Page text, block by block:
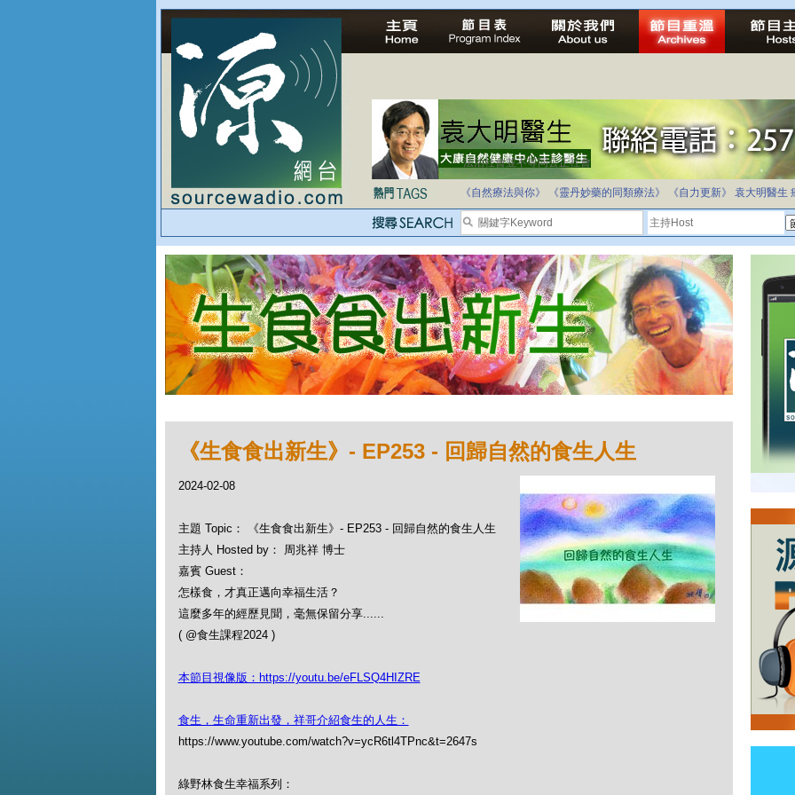
法治社會並不等同公正社會
自家教育合法化-推動多元化教育，全民學卷制
《自然療法與你》 《靈丹妙藥的同類療法》 《自力更新》 袁大明醫生
《生食食出新生》- EP253 - 回歸自然的食生人生
2024-02-08
主題 Topic： 《生食食出新生》- EP253 - 回歸自然的食生人生
主持人 Hosted by： 周兆祥 博士
嘉賓 Guest：
怎樣食，才真正邁向幸福生活？
這麼多年的經歷見聞，毫無保留分享......
( @食生課程2024 )
本節目視像版：https://youtu.be/eFLSQ4HIZRE
食生，生命重新出發，祥哥介紹食生的人生：
https://www.youtube.com/watch?v=ycR6tl4TPnc&t=2647s
綠野林食生幸福系列：